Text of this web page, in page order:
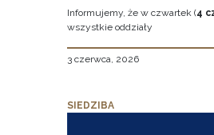
Informujemy, że w czwartek (4
wszystkie oddziały
3 czerwca, 2026
SIEDZIBA